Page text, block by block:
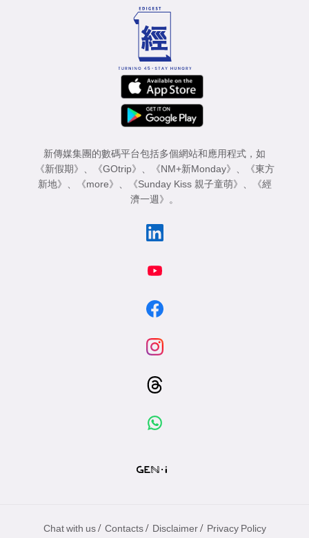
新傳媒集團的數碼平台包括多個網站和應用程式，如
《新假期》
《GOtrip》 《NM+新Monday》
《東方
新地》
《more》 《Sunday Kiss 親子童萌》
《經
濟一週》
。
Chat with us / Contacts / Disclaimer / Privacy Policy